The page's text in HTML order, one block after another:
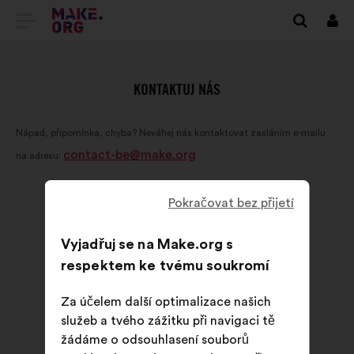
PŘEJÍT
DOMOVSKOU
MAKE.ORG
KONTAKTUJ NÁS
Nápad, připomínka, chyba? Neváhej nás kontaktovat zasláním e-mailu
na adresu: contact-be@make.org
Pokračovat bez přijetí
Vyjadřuj se na Make.org s
respektem ke tvému soukromí
Za účelem další optimalizace našich
služeb a tvého zážitku při navigaci tě
žádáme o odsouhlasení souborů